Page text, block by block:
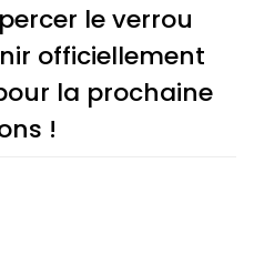
le verrou
officiellement
la prochaine
!